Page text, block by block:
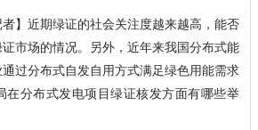
近期绿证的社会关注度越来越高，能否
市场的情况。另外，近年来我国分布式能
过分布式自发自用方式满足绿色用能需求
在分布式发电项目绿证核发方面有哪些举